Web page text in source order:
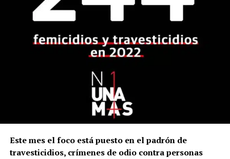
Este mes el foco está puesto en el padrón de
travesticidios, crímenes de odio contra personas